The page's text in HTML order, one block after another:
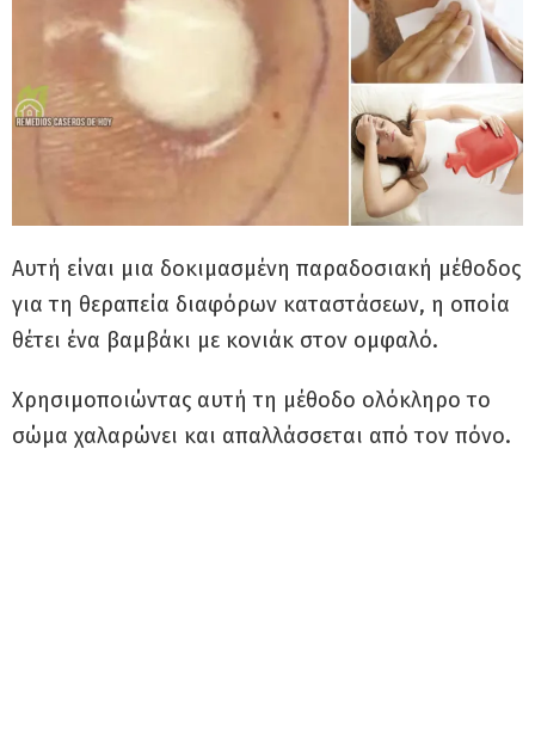
Αυτή είναι μια δοκιμασμένη παραδοσιακή μέθοδος
για τη θεραπεία διαφόρων καταστάσεων, η οποία
θέτει ένα βαμβάκι με κονιάκ στον ομφαλό.
Χρησιμοποιώντας αυτή τη μέθοδο ολόκληρο το
σώμα χαλαρώνει και απαλλάσσεται από τον πόνο.